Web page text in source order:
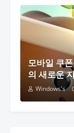
모바일 쿠
의 새로운
Windows's